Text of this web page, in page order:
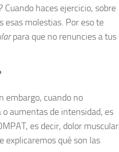
haces ejercicio, sobre
esas molestias. Por eso te
para que no renuncies a tus
embargo, cuando no
aumentas de intensidad, es
es decir, dolor muscular
explicaremos qué son las